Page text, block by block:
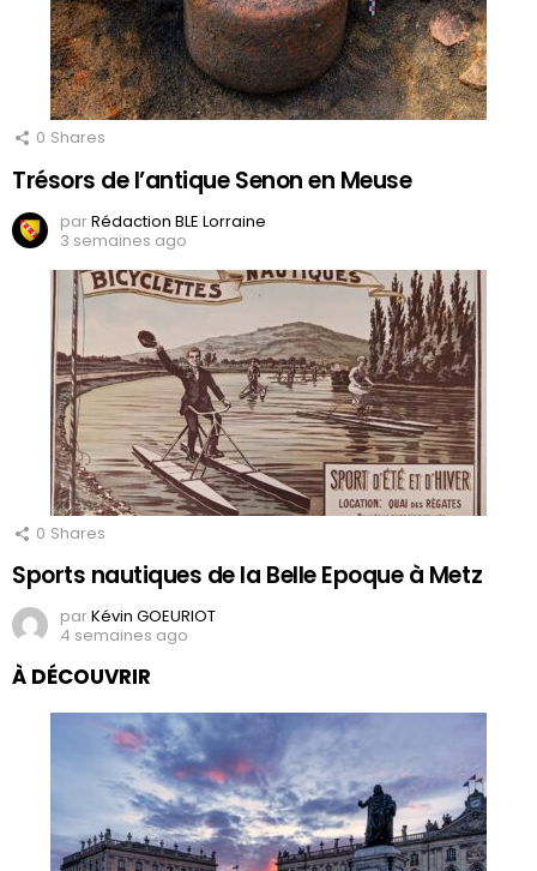
0 Shares
Trésors de l’antique Senon en Meuse
parRédaction BLE Lorraine
3 semaines ago
0 Shares
Sports nautiques de la Belle Epoque à Metz
parKévin GOEURIOT
4 semaines ago
À DÉCOUVRIR